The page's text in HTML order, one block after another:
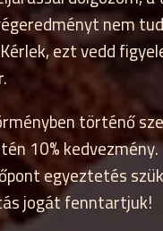
nem
ezt vedd
történő
10% kedvezmény.
egyeztetés
jogát fenntartjuk!